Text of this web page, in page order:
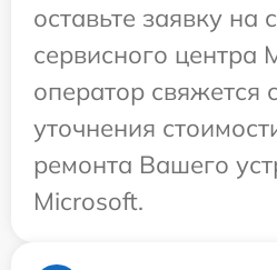
оставьте заявку на
сервисного центра
оператор свяжется
уточнения
ремонта Вашего
Microsoft.